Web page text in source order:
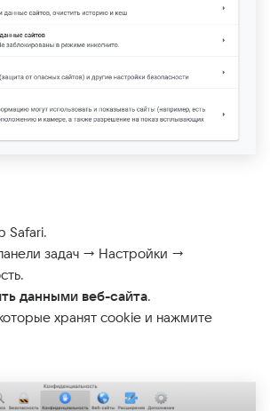
Safari.
задач → Настройки →
данными веб-сайта.
хранят cookie и нажмите